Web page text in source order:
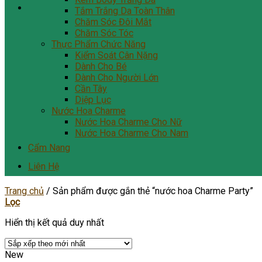
Tắm Trắng Da Toàn Thân
Chăm Sóc Đôi Mắt
Chăm Sóc Tóc
Thực Phẩm Chức Năng
Kiểm Soát Cân Nặng
Dành Cho Bé
Dành Cho Người Lớn
Cần Tây
Diệp Lục
Nước Hoa Charme
Nước Hoa Charme Cho Nữ
Nước Hoa Charme Cho Nam
Cẩm Nang
Liên Hệ
Trang chủ / Sản phẩm được gắn thẻ “nước hoa Charme Party”
Lọc
Hiển thị kết quả duy nhất
New